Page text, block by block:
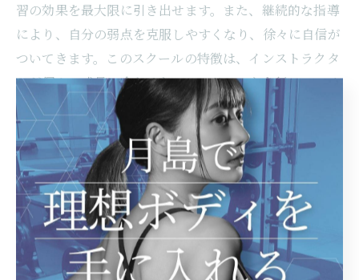
習の効果を最大限に引き出せます。また、継続的な指導
により、自分の弱点を克服しやすくなり、徐々に自信が
ついてきます。このスクールの特徴は、インストラクタ
ーが個々の成長に合わせたフィードバックを行い、モチ
ベーションを維持するサポートをしてくれる点です。さ
らに、定期的に目に見える成果が出るため、ゴルフに対
する情熱が再燃し、続ける楽しさを実感できます。その
結果、スコアが向上し、ゴルフをさらに楽しむことがで
きるでしょう。